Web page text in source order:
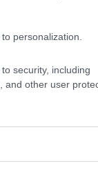
personalization.
security, including
other user